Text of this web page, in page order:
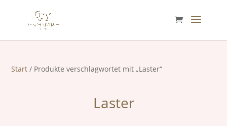
Start / Produkte verschlagwortet mit „Laster“
Laster